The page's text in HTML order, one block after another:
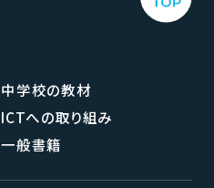
中学校の教材
ICTへの取り組み
一般書籍